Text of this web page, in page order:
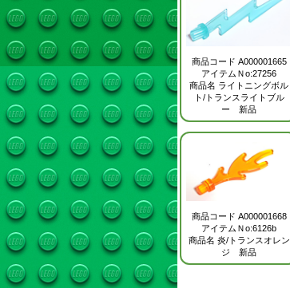
商品コード A000001665
アイテムＮo:27256
商品名 ライトニングボル
ト/トランスライトブル
ー 新品
商品コード A000001668
アイテムＮo:6126b
商品名 炎/トランスオレン
ジ 新品